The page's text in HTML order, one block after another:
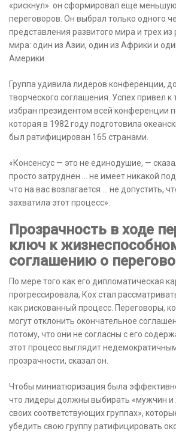
«рискнул»: он сформировал еще
переговоров. Он выбрал только одного
представления развитого мира и трех
мира: один из Азии, один из Африки и
Америки.
Группа удивила лидеров конференции,
творческого соглашения. Успех привел к
избран президентом всей конференции
которая в 1982 году подготовила
был ратифицирован 165 странами.
«Консенсус — это не единодушие, —
просто затруднен … не имеет никакой
что на вас возлагается … не допустить,
захватила этот процесс».
Прозрачность в ходе
ключ к
соглашению о
По мере того как его дипломатическая
прогрессировала, Кох стал
как рискованный процесс. Переговоры,
могут отклонить окончательное
потому, что они не согласны с его
этот процесс выглядит
прозрачности, сказал он.
Чтобы миниатюризация была
что лидеры должны выбирать «мужчин
своих соответствующих группах»,
убедить свою группу ратифицировать